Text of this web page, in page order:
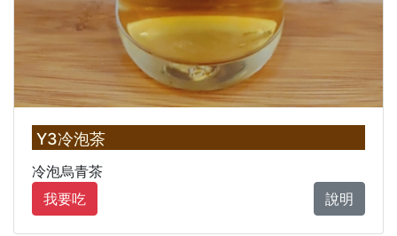
Y3冷泡茶
冷泡烏青茶
我要吃
說明